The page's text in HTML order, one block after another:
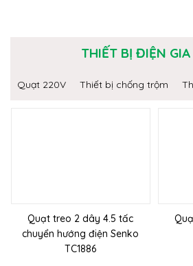
THIẾT BỊ ĐIỆN
Quạt 220V Thiết bị chống trộm
Quạt treo 2 dây 4.5 tấc
chuyển hướng điện Senko
TC1886